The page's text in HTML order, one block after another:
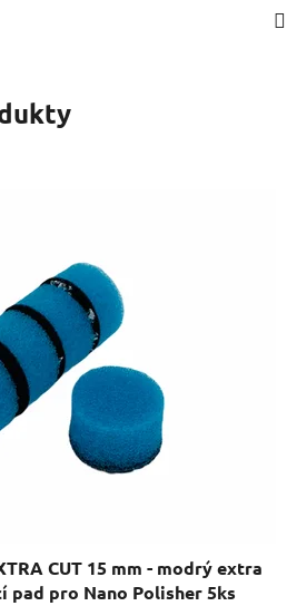
CUT 15 mm - modrý extra
pad pro Nano Polisher 5ks